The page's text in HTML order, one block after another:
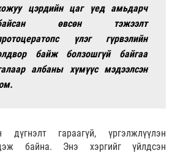
цэрдийн цаг үед амьдарч
өвсөн тэжээлт
үлэг гүрвэлийн
байж болзошгүй байгаа
албаны хүмүүс мэдээлсэн
дүгнэлт гараагүй, үргэлжлүүлэн
байна. Энэ хэргийг үйлдсэн